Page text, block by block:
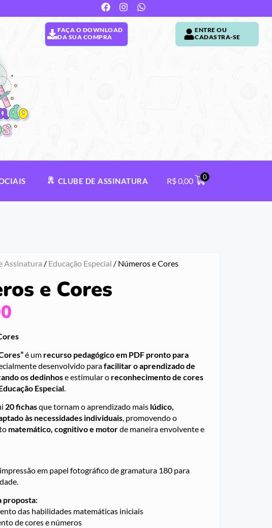
FAÇA O DOWNLOAD
DA SUA COMPRA
ENTRE OU
CADASTRA-SE
CLUBE DE ASSINATURA R$0,00 0
Assinatura / Educação Especial / Números e Cores
e Cores
é um recurso pedagógico em PDF pronto para
desenvolvido parafacilitar o aprendizado de
os dedinhose estimular o reconhecimento de cores
Especial.
20 fichasque tornam o aprendizado mais lúdico,
às necessidades individuais, promovendo o
matemático, cognitivo e motorde maneira envolvente e
em papel fotográfico de gramatura 180 para
proposta:
das habilidades matemáticas iniciais
de cores e números